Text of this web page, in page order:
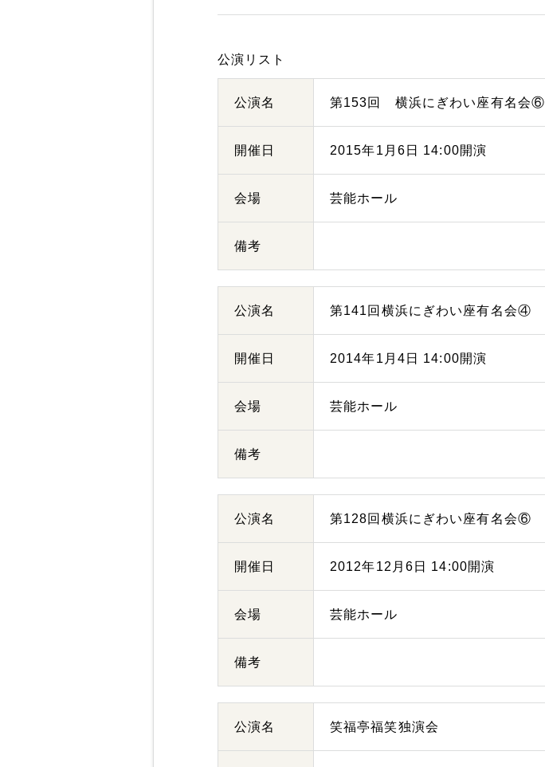
公演リスト
公演名 第153回 横浜にぎわい座有名会⑥
開催日 2015年1月6日 14:00開演
会場 芸能ホール
備考
公演名 第141回横浜にぎわい座有名会④
開催日 2014年1月4日 14:00開演
会場 芸能ホール
備考
公演名 第128回横浜にぎわい座有名会⑥
開催日 2012年12月6日 14:00開演
会場 芸能ホール
備考
公演名 笑福亭福笑独演会